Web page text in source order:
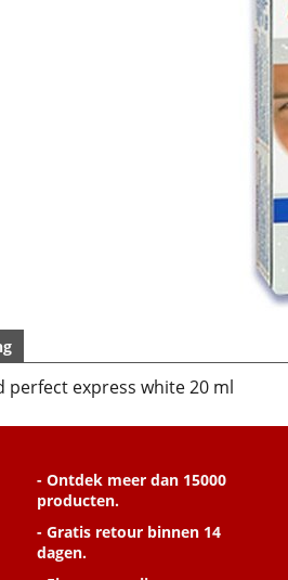
perfect express white 20 ml
- Ontdek meer dan 15000
producten.
- Gratis retour binnen 14
dagen.